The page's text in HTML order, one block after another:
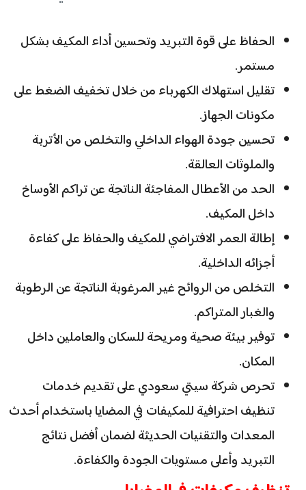
الحفاظ على قوة التبريد وتحسين أداء المكيف بشكل
مستمر.
تقليل استهلاك الكهرباء من خلال تخفيف الضغط على
مكونات الجهاز.
تحسين جودة الهواء الداخلي والتخلص من الأتربة
والملوثات العالقة.
الحد من الأعطال المفاجئة الناتجة عن تراكم الأوساخ
داخل المكيف.
إطالة العمر الافتراضي للمكيف والحفاظ على كفاءة
أجزائه الداخلية.
التخلص من الروائح غير المرغوبة الناتجة عن الرطوبة
والغبار المتراكم.
توفير بيئة صحية ومريحة للسكان والعاملين داخل
المكان.
تحرص شركة سيتي سعودي على تقديم خدمات
تنظيف احترافية للمكيفات في المضايا باستخدام أحدث
المعدات والتقنيات الحديثة لضمان أفضل نتائج
التبريد وأعلى مستويات الجودة والكفاءة.